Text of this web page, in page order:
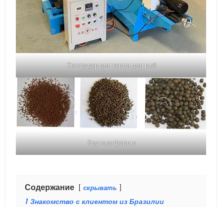
Экструдер для корма для рыб
Круглые формы
Содержание скрывать
1 Знакомство с клиентом из Бразилии